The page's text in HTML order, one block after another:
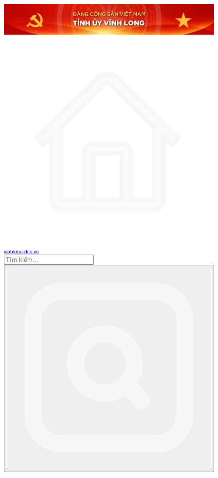
vinhlong.dcs.vn